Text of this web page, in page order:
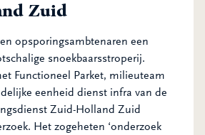
Zuid
opsporingsambtenaren een
snoekbaarsstroperij.
Functioneel Parket, milieuteam
eenheid dienst infra van de
Zuid-Holland Zuid
Het zogeheten ‘onderzoek